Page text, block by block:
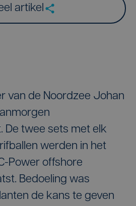
artikel
van de Noordzee Johan
De twee sets met elk
werden in het
Power offshore
Bedoeling was
de kans te geven